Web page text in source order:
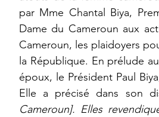
par Mme Chantal Biya,
Dame du Cameroun aux
Cameroun, les plaidoyers
la République. En prélude
époux, le Président Paul
Elle a précisé dans son
Cameroun]. Elles